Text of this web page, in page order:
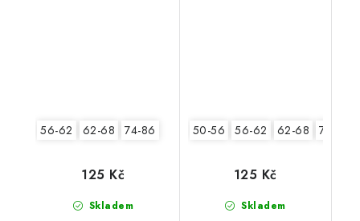
56-62 62-68 74-86
Skladem
125 Kč
50-56 56-62 62-68 74-86
Skladem
125 Kč